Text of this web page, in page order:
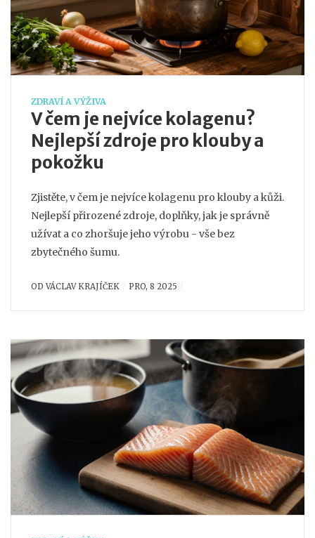
ZDRAVÍ A VÝŽIVA
V čem je nejvíce kolagenu?
Nejlepší zdroje pro klouby a
pokožku
Zjistěte, v čem je nejvíce kolagenu pro klouby a kůži.
Nejlepší přirozené zdroje, doplňky, jak je správně
užívat a co zhoršuje jeho výrobu - vše bez
zbytečného šumu.
ODVÁCLAV KRAJÍČEK PRO, 8 2025